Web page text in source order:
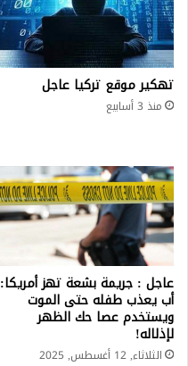
تهكير موقع تركيا عاجل
منذ 3 أسابيع
عاجل : جريمة بشعة تهز أمريكا:
أب يعذب طفله حتى الموت
ويستخدم عصا حك الظهر
لإذلاله!
الثلاثاء, 12 أغسطس, 2025